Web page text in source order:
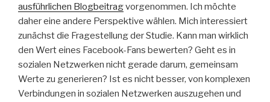
ausführlichen Blogbeitragvorgenommen. Ich möchte
daher eine andere Perspektive wählen. Mich interessiert
zunächst die Fragestellung der Studie. Kann man wirklich
den Wert eines Facebook-Fans bewerten? Geht es in
sozialen Netzwerken nicht gerade darum, gemeinsam
Werte zu generieren? Ist es nicht besser, von komplexen
Verbindungen in sozialen Netzwerken auszugehen und